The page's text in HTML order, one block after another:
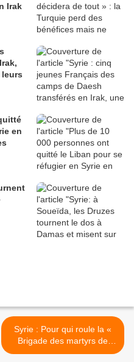
Irak
en
Syrie : Pour qui roule la «
Brigade des martyrs de
Yarmouk » ? >